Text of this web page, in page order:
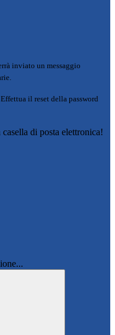
inviato un messaggio
il reset della password
di posta elettronica!